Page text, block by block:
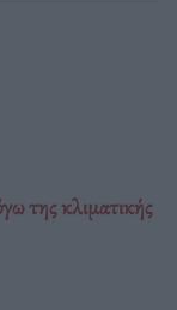
της κλιματικής